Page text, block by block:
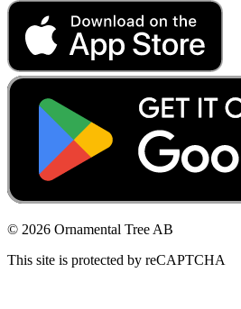
© 2026 Ornamental Tree AB
This site is protected by reCAPTCHA